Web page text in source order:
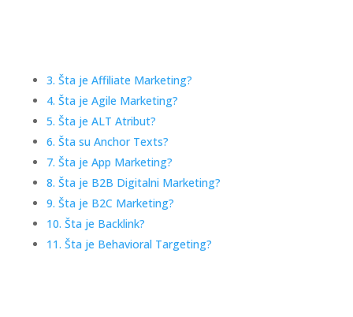
3. Šta je Affiliate Marketing?
4. Šta je Agile Marketing?
5. Šta je ALT Atribut?
6. Šta su Anchor Texts?
7. Šta je App Marketing?
8. Šta je B2B Digitalni Marketing?
9. Šta je B2C Marketing?
10. Šta je Backlink?
11. Šta je Behavioral Targeting?